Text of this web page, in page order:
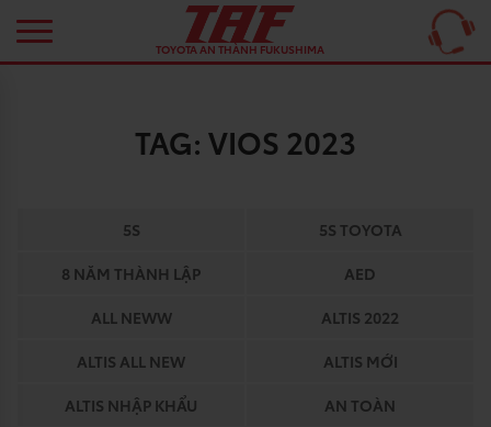
TOYOTA AN THÀNH FUKUSHIMA
TAG: VIOS 2023
5S
5S TOYOTA
8 NĂM THÀNH LẬP
AED
ALL NEWW
ALTIS 2022
ALTIS ALL NEW
ALTIS MỚI
ALTIS NHẬP KHẨU
AN TOÀN